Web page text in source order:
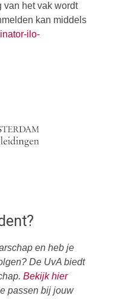
van het vak wordt
kan middels
ilo-
en heb je
De UvA biedt
Bekijk hier
passen bij jouw